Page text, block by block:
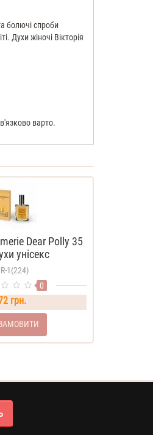
болючі спроби
Духи жіночі Вікторія
варто.
Dear Polly 35
унісекс
1(224)
0
грн.